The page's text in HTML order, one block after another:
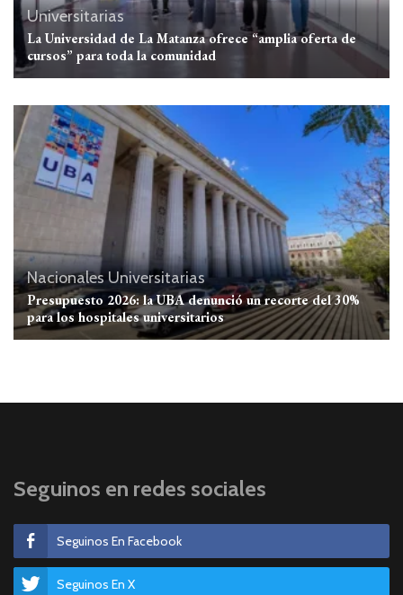
Universitarias
La Universidad de La Matanza ofrece “amplia oferta de
cursos” para toda la comunidad
NacionalesUniversitarias
Presupuesto 2026: la UBA denunció un recorte del 30%
para los hospitales universitarios
Seguinos en redes sociales
Seguinos En Facebook
Seguinos En X